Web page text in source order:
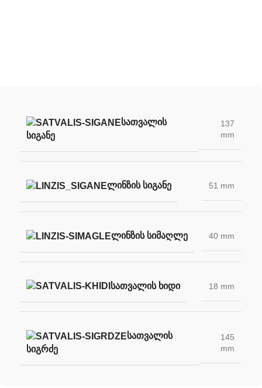
ᲡᲐᲗᲕᲐᲚᲘᲡ
ᲡᲘᲒᲐᲜᲔ
137
mm
ᲚᲘᲜᲖᲘᲡ ᲡᲘᲒᲐᲜᲔ 51 mm
ᲚᲘᲜᲖᲘᲡ ᲡᲘᲛᲐᲦᲚᲔ 40 mm
ᲡᲐᲗᲕᲐᲚᲘᲡ ᲮᲘᲓᲘ 18 mm
ᲡᲐᲗᲕᲐᲚᲘᲡ
ᲡᲘᲒᲠᲫᲔ
145
mm